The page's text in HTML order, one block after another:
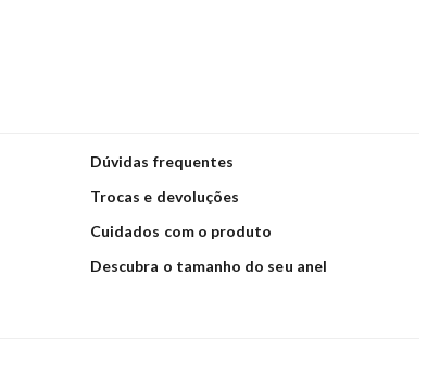
Dúvidas frequentes
Trocas e devoluções
Cuidados com o produto
Descubra o tamanho do seu anel